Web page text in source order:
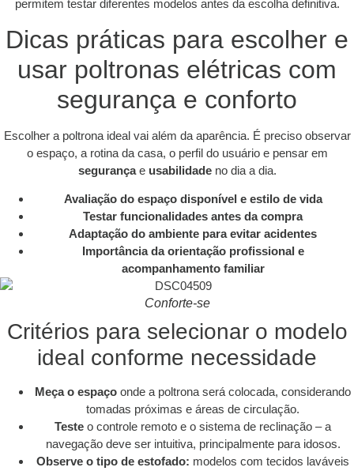
permitem testar diferentes modelos antes da escolha definitiva.
Dicas práticas para escolher e
usar poltronas elétricas com
segurança e conforto
Escolher a poltrona ideal vai além da aparência. É preciso observar
o espaço, a rotina da casa, o perfil do usuário e pensar em
segurançae usabilidadeno dia a dia.
Avaliação do espaço disponível e estilo de vida
Testar funcionalidades antes da compra
Adaptação do ambiente para evitar acidentes
Importância da orientação profissional e
acompanhamento familiar
Conforte-se
Critérios para selecionar o modelo
ideal conforme necessidade
Meça o espaço onde a poltrona será colocada, considerando
tomadas próximas e áreas de circulação.
Teste o controle remoto e o sistema de reclinação – a
navegação deve ser intuitiva, principalmente para idosos.
Observe o tipo de estofado: modelos com tecidos laváveis